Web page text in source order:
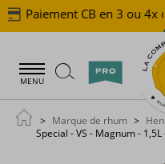
Paiement CB en 3 ou 4x
MENU
Marque de rhum
Special - VS - Magnum - 1,5L